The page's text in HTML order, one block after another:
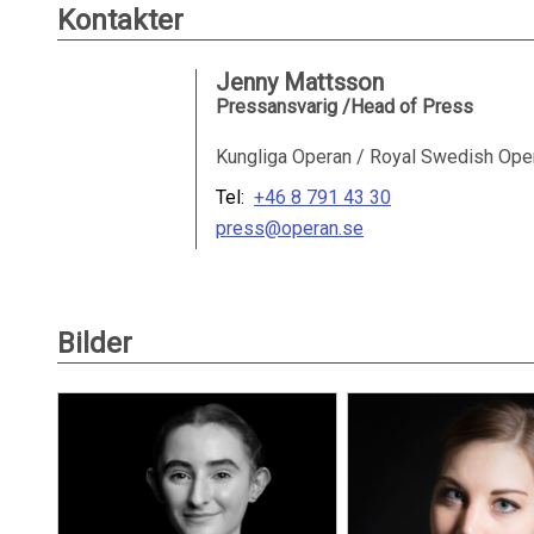
Kontakter
Jenny Mattsson
Pressansvarig /Head of Press
Kungliga Operan / Royal Swedish
Tel: +46 8 791 43 30
press@operan.se
Bilder